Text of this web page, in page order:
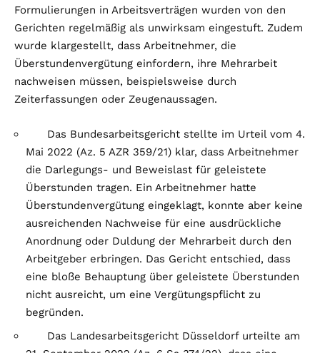
Formulierungen in Arbeitsverträgen wurden von den
Gerichten regelmäßig als unwirksam eingestuft. Zudem
wurde klargestellt, dass Arbeitnehmer, die
Überstundenvergütung einfordern, ihre Mehrarbeit
nachweisen müssen, beispielsweise durch
Zeiterfassungen oder Zeugenaussagen.
Das Bundesarbeitsgericht stellte im Urteil vom 4.
Mai 2022 (Az. 5 AZR 359/21) klar, dass Arbeitnehmer
die Darlegungs- und Beweislast für geleistete
Überstunden tragen. Ein Arbeitnehmer hatte
Überstundenvergütung eingeklagt, konnte aber keine
ausreichenden Nachweise für eine ausdrückliche
Anordnung oder Duldung der Mehrarbeit durch den
Arbeitgeber erbringen. Das Gericht entschied, dass
eine bloße Behauptung über geleistete Überstunden
nicht ausreicht, um eine Vergütungspflicht zu
begründen.
Das Landesarbeitsgericht Düsseldorf urteilte am